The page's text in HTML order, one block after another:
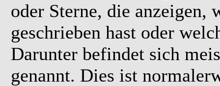
oder Sterne, die anzeigen,
geschrieben hast oder
Darunter befindet sich
genannt. Dies ist